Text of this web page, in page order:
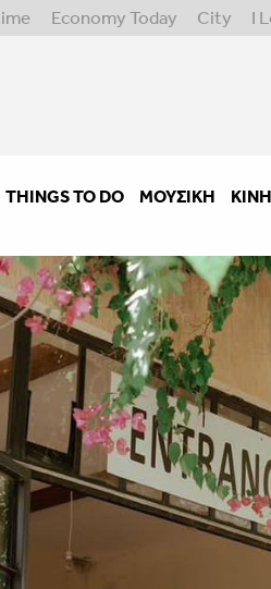
Economy Today City I
THINGS TO DO ΜΟΥΣΙΚΉ